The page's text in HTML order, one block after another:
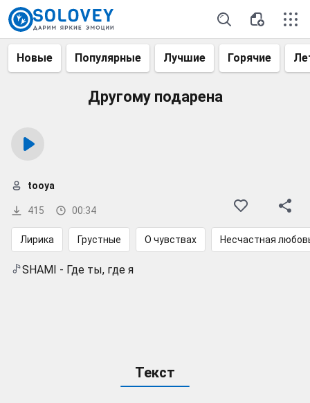
Новые Популярные Лучшие Горячие
Другому подарена
415 00:34
tooya
Лирика Грустные О чувствах Несчастная
SHAMI - Где ты, где я
Текст